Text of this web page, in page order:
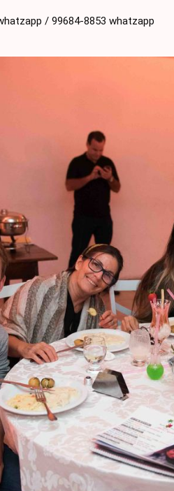
/ 99684-8853 whatzapp